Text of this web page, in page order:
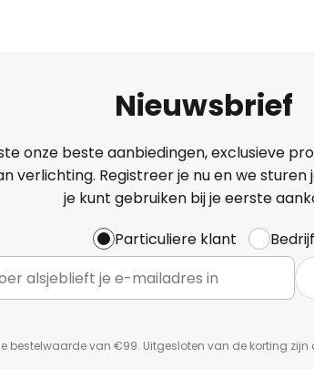
Nieuwsbrief
onze beste aanbiedingen, exclusieve
verlichting. Registreer je nu en we sturen
je kunt gebruiken bij je eerste
Particuliere klant
Bedrijf
bestelwaarde van €99. Uitgesloten van de korting zijn